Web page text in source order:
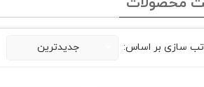
سازی بر اساس: جدیدترین